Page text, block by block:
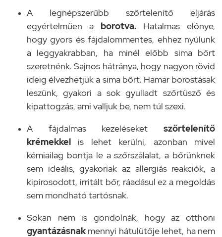
A legnépszerűbb szőrtelenítő eljárás
egyértelműen a borotva. Hatalmas előnye,
hogy gyors és fájdalommentes, ehhez nyúlunk
a leggyakrabban, ha minél előbb sima bőrt
szeretnénk. Sajnos hátránya, hogy nagyon rövid
ideig élvezhetjük a sima bőrt. Hamar borostásak
leszünk, gyakori a sok gyulladt szőrtüsző és
kipattogzás, ami valljuk be, nem túl szexi.
A fájdalmas kezeléseket szőrtelenítő
krémekkel is lehet kerülni, azonban mivel
kémiailag bontja le a szőrszálalat, a bőrünknek
sem ideális, gyakoriak az allergiás reakciók, a
kipirosodott, irritált bőr, ráadásul ez a megoldás
sem mondható tartósnak.
Sokan nem is gondolnák, hogy az otthoni
gyantázásnakmennyi hátulütője lehet, ha nem